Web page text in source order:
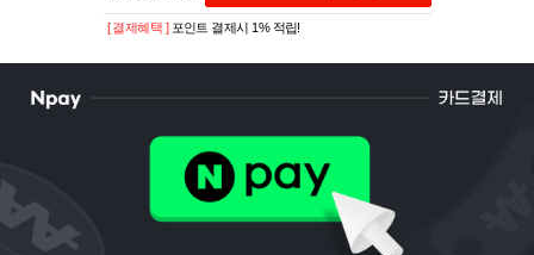
[ 결제혜택 ] 포인트 결제시 1% 적립!